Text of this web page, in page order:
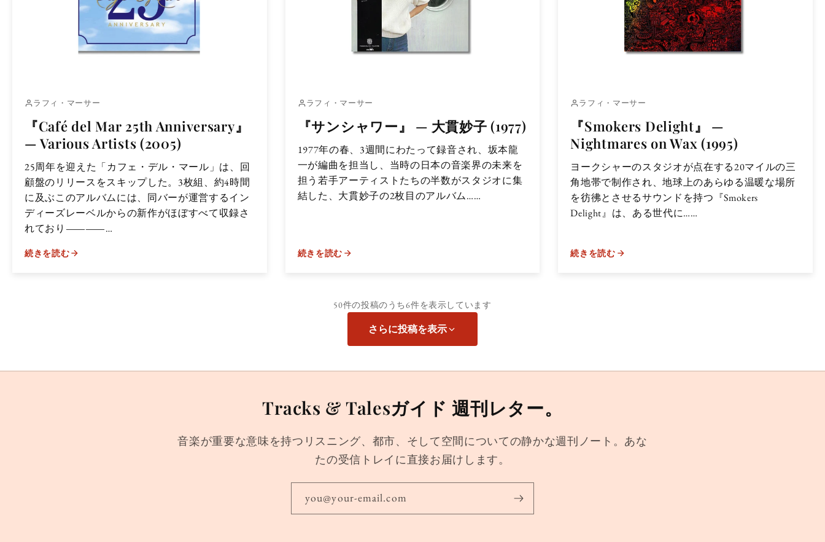
ラフィ・マーサー
『Café del Mar 25th Anniversary』
— Various Artists (2005)
25周年を迎えた「カフェ・デル・マール」は、回
顧盤のリリースをスキップした。3枚組、約4時間
に及ぶこのアルバムには、同バーが運営するイン
ディーズレーベルからの新作がほぼすべて収録さ
れており――…
続きを読む
ラフィ・マーサー
『サンシャワー』 — 大貫妙子 (1977)
1977年の春、3週間にわたって録音され、坂本龍
一が編曲を担当し、当時の日本の音楽界の未来を
担う若手アーティストたちの半数がスタジオに集
結した、大貫妙子の2枚目のアルバム……
続きを読む
ラフィ・マーサー
『Smokers Delight』 —
Nightmares on Wax (1995)
ヨークシャーのスタジオが点在する20マイルの三
角地帯で制作され、地球上のあらゆる温暖な場所
を彷彿とさせるサウンドを持つ『Smokers
Delight』は、ある世代に……
続きを読む
50件の投稿のうち6件を表示しています
さらに投稿を表示
Tracks & Talesガイド 週刊レター。
音楽が重要な意味を持つリスニング、都市、そして空間についての静かな週刊ノート。あな
たの受信トレイに直接お届けします。
you@your-email.com